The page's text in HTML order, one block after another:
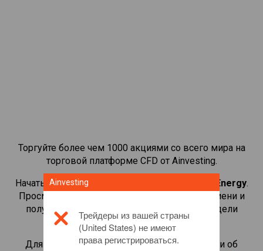
Торгуйте более чем 1000 акциями со всего мира на
торговой платформе CFD от Ainvesting.
Начать торговать CFD-контрактами на
Origin Energy.
Просматривайте котировки в реальном времени и
получайте дивиденды, как если бы вы владели
самой акцией.
Для получения дополнительной информации об
Ainvesting
Трейдеры из вашей страны
(United States) не имеют
права регистрироваться.